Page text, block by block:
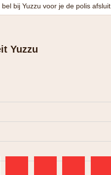
bij Yuzzu voor je de polis afsluit.
Yuzzu